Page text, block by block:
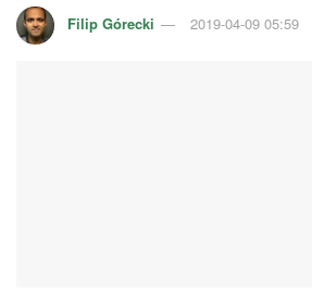
Filip Górecki 2019-04-09 05:59